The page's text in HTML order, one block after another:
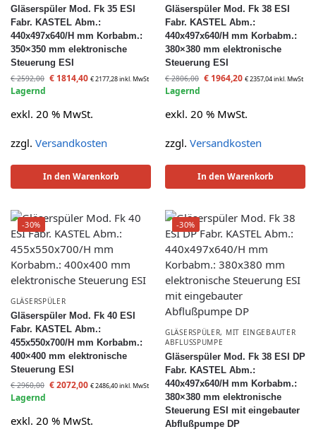
Gläserspüler Mod. Fk 35 ESI
Fabr. KASTEL Abm.:
440x497x640/H mm Korbabm.:
350×350 mm elektronische
Steuerung ESI
€2592,00 € 1814,40 €2177,28inkl. MwSt
Lagernd
exkl. 20 % MwSt.
zzgl. Versandkosten
In den Warenkorb
Gläserspüler Mod. Fk 38 ESI
Fabr. KASTEL Abm.:
440x497x640/H mm Korbabm.:
380×380 mm elektronische
Steuerung ESI
€2806,00 € 1964,20 €2357,04inkl. MwSt
Lagernd
exkl. 20 % MwSt.
zzgl. Versandkosten
In den Warenkorb
-30%
GLÄSERSPÜLER
Gläserspüler Mod. Fk 40 ESI
Fabr. KASTEL Abm.:
455x550x700/H mm Korbabm.:
400×400 mm elektronische
Steuerung ESI
€2960,00 €2072,00 €2486,40inkl. MwSt
Lagernd
exkl. 20 % MwSt.
-30%
GLÄSERSPÜLER, MIT EINGEBAUTER
ABFLUSSPUMPE
Gläserspüler Mod. Fk 38 ESI DP
Fabr. KASTEL Abm.:
440x497x640/H mm Korbabm.:
380×380 mm elektronische
Steuerung ESI mit eingebauter
Abflußpumpe DP